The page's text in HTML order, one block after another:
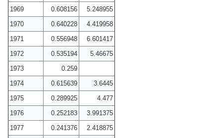
1969
0.608156
5.248955
1970
0.640228
4.419958
1971
0.556948
6.601417
1972
0.535194
5.46675
1973
0.259
1974
0.615639
3.6445
1975
0.289925
4.477
1976
0.252183
3.991375
1977
0.241376
2.418875